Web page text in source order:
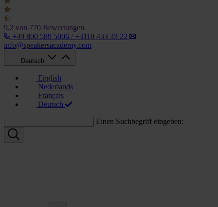
9.2 von 770 Bewertungen
+49 800 589 5006 / +3110 433 33 22
info@speakersacademy.com
Deutsch
English
Nederlands
Français
Deutsch
Einen Suchbegriff eingeben: